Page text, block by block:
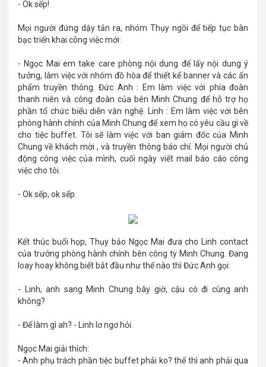
- Ok sếp!
Mọi người đứng dậy tản ra, nhóm Thụy ngồi để tiếp tục bàn
bạc triển khai công việc mới:
- Ngọc Mai em take care phòng nội dung để lấy nội dung ý
tưởng, làm việc với nhóm đồ hòa để thiết kế banner và các ấn
phẩm truyền thông. Đức Anh : Em làm việc với phía đoàn
thanh niên và công đoàn của bên Minh Chung để hỗ trợ họ
phần tổ chức biểu diễn văn nghệ. Linh : Em làm việc với bên
phòng hành chính của Minh Chung để xem họ có yêu cầu gì về
cho tiệc buffet. Tôi sẽ làm việc với ban giám đốc của Minh
Chung về khách mời , và truyền thông báo chí. Mọi người chủ
động công việc của mình, cuối ngày viết mail báo cáo công
việc cho tôi.
- Ok sếp, ok sếp.
Kết thúc buổi họp, Thụy bảo Ngọc Mai đưa cho Linh contact
của trưởng phòng hành chính bên công ty Minh Chung. Đang
loay hoay không biết bắt đầu như thế nào thì Đức Anh gọi:
- Linh, anh sang Minh Chung bây giờ, cậu có đi cùng anh
không?
- Để làm gì ah? - Linh lơ ngơ hỏi.
Ngọc Mai giải thích:
- Anh phụ trách phần tiệc buffet phải ko? thế thì anh phải qua